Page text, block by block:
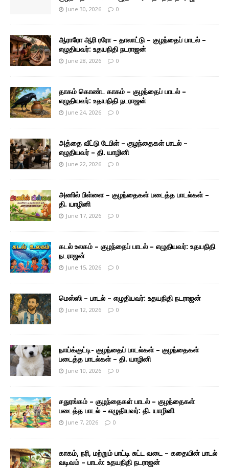
June 30, 2026 0
ஆராரோ ஆரி ரரோ – தாலாட்டு – குழந்தைப் பாடல் –
எழுதியவர்: உதயநிதி நடராஜன்
June 28, 2026 0
தாகம் கொண்ட காகம் – குழந்தைப் பாடல் –
எழுதியவர்: உதயநிதி நடராஜன்
June 24, 2026 0
அத்தை வீட்டு டேபிள் – குழந்தைகள் பாடல் –
எழுதியவர் – தி. யாழினி
June 22, 2026 0
அணில் பிள்ளை – குழந்தைகள் படைத்த பாடல்கள் –
தி. யாழினி
June 17, 2026 0
கடல் உலகம் – குழந்தைப் பாடல் – எழுதியவர்: உதயநிதி
நடராஜன்
June 15, 2026 0
மெஸ்ஸி – பாடல் – எழுதியவர்: உதயநிதி நடராஜன்
June 12, 2026 0
நாய்க்குட்டி- குழந்தைப் பாடல்கள் – குழந்தைகள்
படைத்த பாடல்கள் – தி. யாழினி
June 10, 2026 0
சதுரங்கம் – குழந்தைகள் பாடல் – குழந்தைகள்
படைத்த பாடல் – எழுதியவர்: தி. யாழினி
June 7, 2026 0
காகம், நரி, மற்றும் பாட்டி சுட்ட வடை – கதையின் பாடல்
வடிவம் – பாடல்: உதயநிதி நடராஜன்